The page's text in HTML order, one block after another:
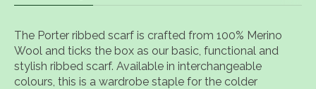
The Porter ribbed scarf is crafted from 100% Merino
Wool and ticks the box as our basic, functional and
stylish ribbed scarf. Available in interchangeable
colours, this is a wardrobe staple for the colder